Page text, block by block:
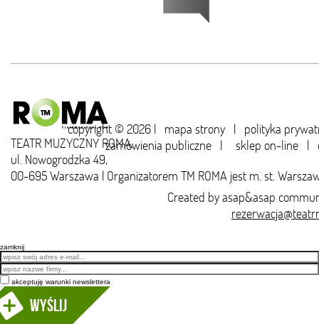
copyright © 2026 | mapa strony | polityka
zamówienia publiczne | sklep on-line |
TEATR MUZYCZNY ROMA,
ul. Nowogrodzka 49,
00-695 Warszawa | Organizatorem TM ROMA jest m. st.
Created byasap&asap
zamknij
Email
akceptuję warunki newslettera
Wyślij